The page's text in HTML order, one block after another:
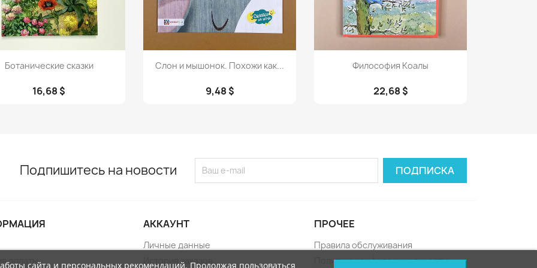
Просмотр
Ботанические сказки
16,68 $
Просмотр
Слон и мышонок. Похожи как...
9,48 $
Просмотр
Философия Коалы
22,68 $
Подпишитесь на новости
оплаты
АККАУНТ
Личные данные
История заказов
ПРОЧЕЕ
Правила обслуживания
Политика конфиденциальности
сайта и персональных рекомендаций. Продолжая пользоваться